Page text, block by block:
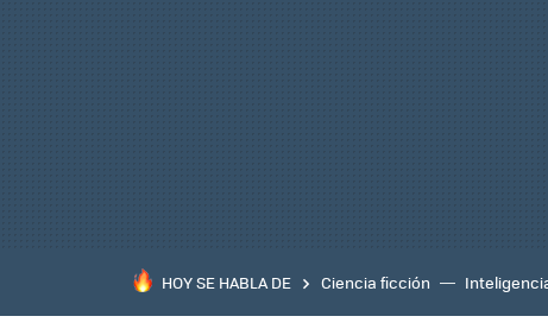
HOY SE HABLA DE Ciencia ficción